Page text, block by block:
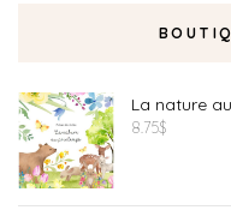
La nature
8.75$